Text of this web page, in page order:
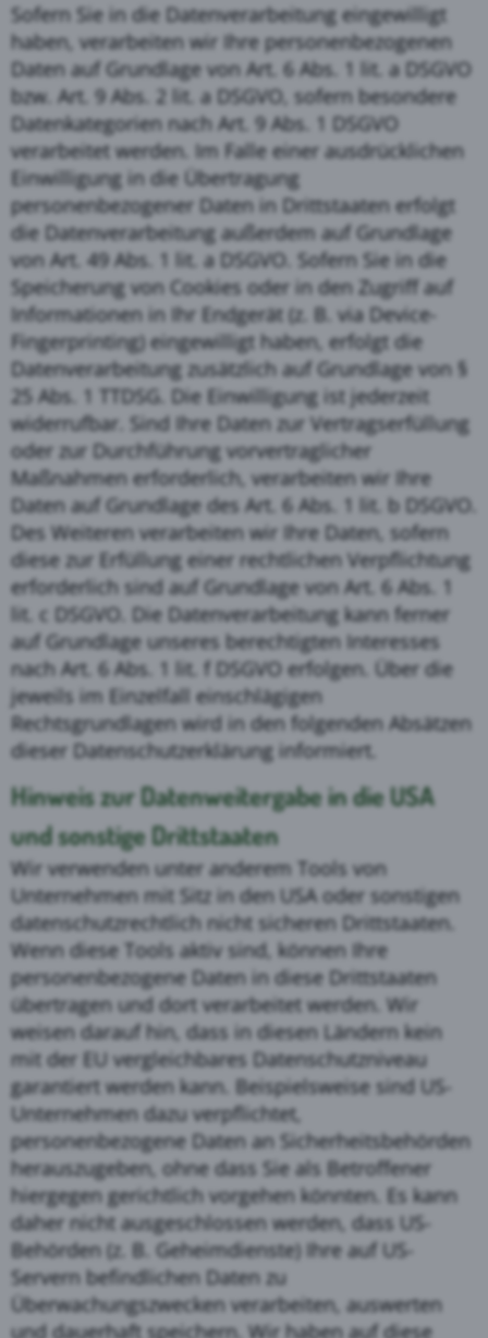
Sofern Sie in die Datenverarbeitung eingewilligt
haben, verarbeiten wir Ihre personenbezogenen
Daten auf Grundlage von Art. 6 Abs. 1 lit. a DSGVO
bzw. Art. 9 Abs. 2 lit. a DSGVO, sofern besondere
Datenkategorien nach Art. 9 Abs. 1 DSGVO
verarbeitet werden. Im Falle einer ausdrücklichen
Einwilligung in die Übertragung
personenbezogener Daten in Drittstaaten erfolgt
die Datenverarbeitung außerdem auf Grundlage
von Art. 49 Abs. 1 lit. a DSGVO. Sofern Sie in die
Speicherung von Cookies oder in den Zugriff auf
Informationen in Ihr Endgerät (z. B. via Device-
Fingerprinting) eingewilligt haben, erfolgt die
Datenverarbeitung zusätzlich auf Grundlage von §
25 Abs. 1 TTDSG. Die Einwilligung ist jederzeit
widerrufbar. Sind Ihre Daten zur Vertragserfüllung
oder zur Durchführung vorvertraglicher
Maßnahmen erforderlich, verarbeiten wir Ihre
Daten auf Grundlage des Art. 6 Abs. 1 lit. b DSGVO.
Des Weiteren verarbeiten wir Ihre Daten, sofern
diese zur Erfüllung einer rechtlichen Verpflichtung
erforderlich sind auf Grundlage von Art. 6 Abs. 1
lit. c DSGVO. Die Datenverarbeitung kann ferner
auf Grundlage unseres berechtigten Interesses
nach Art. 6 Abs. 1 lit. f DSGVO erfolgen. Über die
jeweils im Einzelfall einschlägigen
Rechtsgrundlagen wird in den folgenden Absätzen
dieser Datenschutzerklärung informiert.
Hinweis zur Datenweitergabe in die USA
und sonstige Drittstaaten
Wir verwenden unter anderem Tools von
Unternehmen mit Sitz in den USA oder sonstigen
datenschutzrechtlich nicht sicheren Drittstaaten.
Wenn diese Tools aktiv sind, können Ihre
personenbezogene Daten in diese Drittstaaten
übertragen und dort verarbeitet werden. Wir
weisen darauf hin, dass in diesen Ländern kein
mit der EU vergleichbares Datenschutzniveau
garantiert werden kann. Beispielsweise sind US-
Unternehmen dazu verpflichtet,
personenbezogene Daten an Sicherheitsbehörden
herauszugeben, ohne dass Sie als Betroffener
hiergegen gerichtlich vorgehen könnten. Es kann
daher nicht ausgeschlossen werden, dass US-
Behörden (z. B. Geheimdienste) Ihre auf US-
Servern befindlichen Daten zu
Überwachungszwecken verarbeiten, auswerten
und dauerhaft speichern. Wir haben auf diese